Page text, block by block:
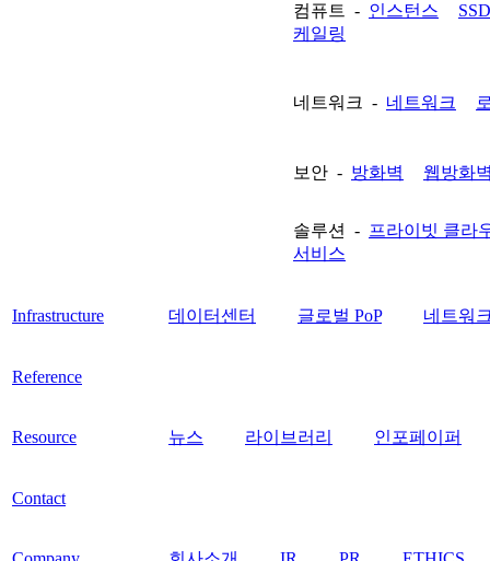
컴퓨트 - 인스턴스
케일링
네트워크 - 네트워크
보안 - 방화벽 웹방화
솔루션 - 프라이빗 클라
서비스
Infrastructure 데이터센터 글로벌 PoP 네트워
Reference
Resource 뉴스 라이브러리 인포페이퍼
Contact